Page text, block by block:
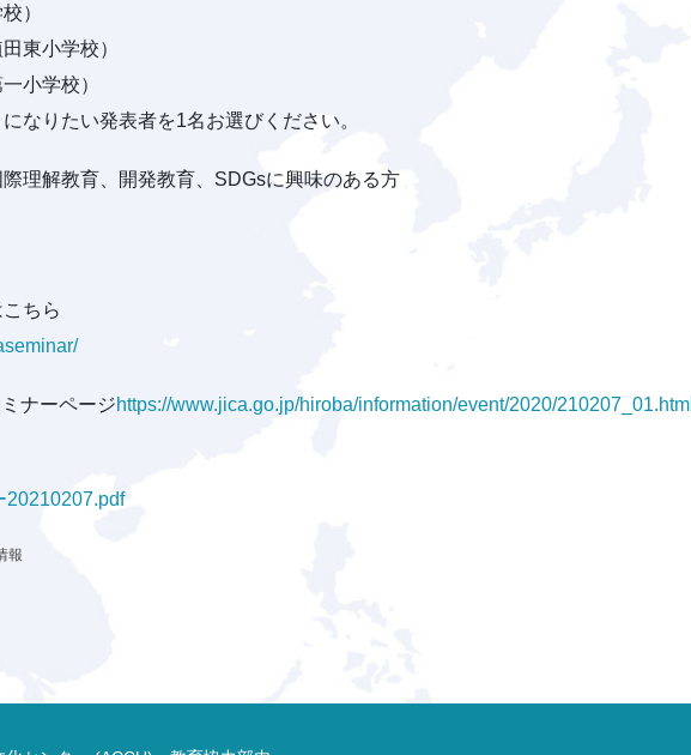
）
東小学校）
小学校）
なりたい発表者を1名お選びください。
理解教育、開発教育、SDGsに興味のある方
ちら
ナーページhttps://www.jica.go.jp/hiroba/information/event/2020/210207_01.html
20210207.pdf
報